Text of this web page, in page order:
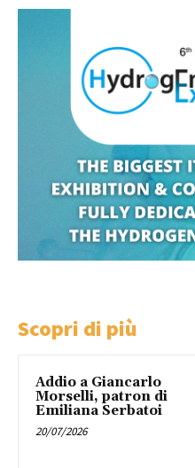
Scopri di più
Addio a Giancarlo
Morselli, patron di
Emiliana Serbatoi
20/07/2026